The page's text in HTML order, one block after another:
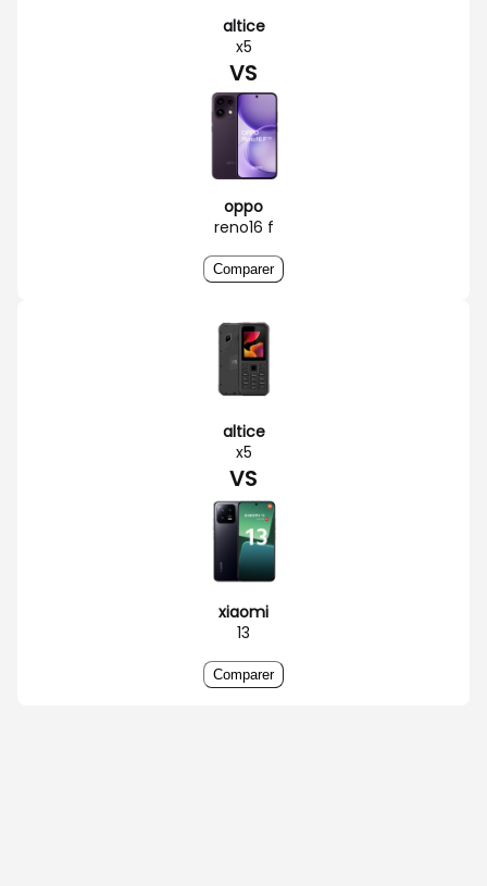
altice
x5
VS
oppo
reno16 f
Comparer
altice
x5
VS
xiaomi
13
Comparer